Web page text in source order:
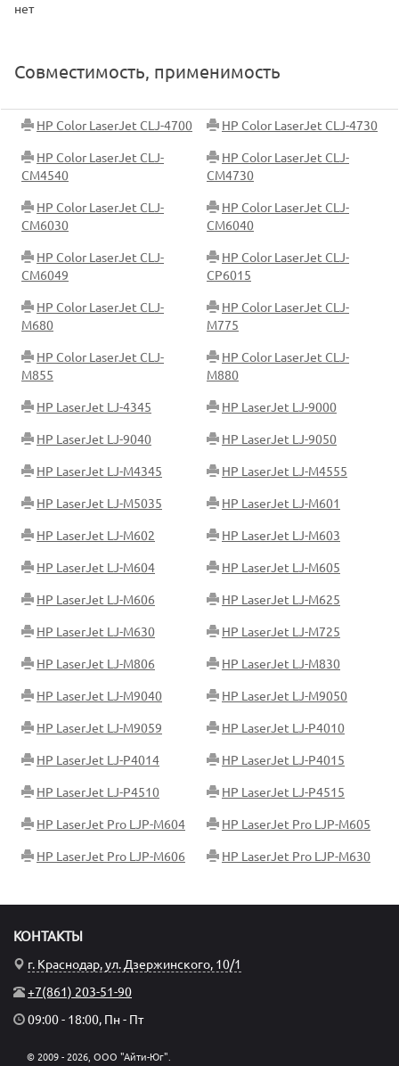
нет
Совместимость, применимость
HP Color LaserJet CLJ-4700 HP Color LaserJet CLJ-4730
HP Color LaserJet CLJ-
CM4540
HP Color LaserJet CLJ-
CM4730
HP Color LaserJet CLJ-
CM6030
HP Color LaserJet CLJ-
CM6040
HP Color LaserJet CLJ-
CM6049
HP Color LaserJet CLJ-
CP6015
HP Color LaserJet CLJ-
M680
HP Color LaserJet CLJ-
M775
HP Color LaserJet CLJ-
M855
HP Color LaserJet CLJ-
M880
HP LaserJet LJ-4345 HP LaserJet LJ-9000
HP LaserJet LJ-9040 HP LaserJet LJ-9050
HP LaserJet LJ-M4345 HP LaserJet LJ-M4555
HP LaserJet LJ-M5035 HP LaserJet LJ-M601
HP LaserJet LJ-M602 HP LaserJet LJ-M603
HP LaserJet LJ-M604 HP LaserJet LJ-M605
HP LaserJet LJ-M606 HP LaserJet LJ-M625
HP LaserJet LJ-M630 HP LaserJet LJ-M725
HP LaserJet LJ-M806 HP LaserJet LJ-M830
HP LaserJet LJ-M9040 HP LaserJet LJ-M9050
HP LaserJet LJ-M9059 HP LaserJet LJ-P4010
HP LaserJet LJ-P4014 HP LaserJet LJ-P4015
HP LaserJet LJ-P4510 HP LaserJet LJ-P4515
HP LaserJet Pro LJP-M604 HP LaserJet Pro LJP-M605
HP LaserJet Pro LJP-M606 HP LaserJet Pro LJP-M630
КОНТАКТЫ
г. Краснодар, ул. Дзержинского, 10/1
+7(861) 203-51-90
09:00 - 18:00, Пн - Пт
© 2009 - 2026, ООО "Айти-Юг".